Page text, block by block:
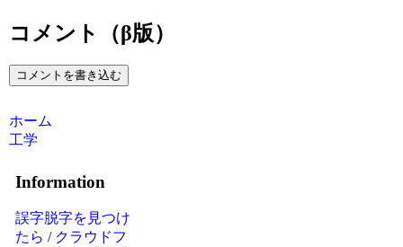
コメント（β版）
コメントを書き込む
ホーム
工学
Information
誤字脱字を見つけ
たら / クラウドフ